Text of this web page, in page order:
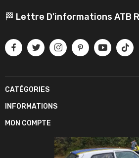
🏁 Lettre D'informations ATB
CATÉGORIES
INFORMATIONS
MON COMPTE